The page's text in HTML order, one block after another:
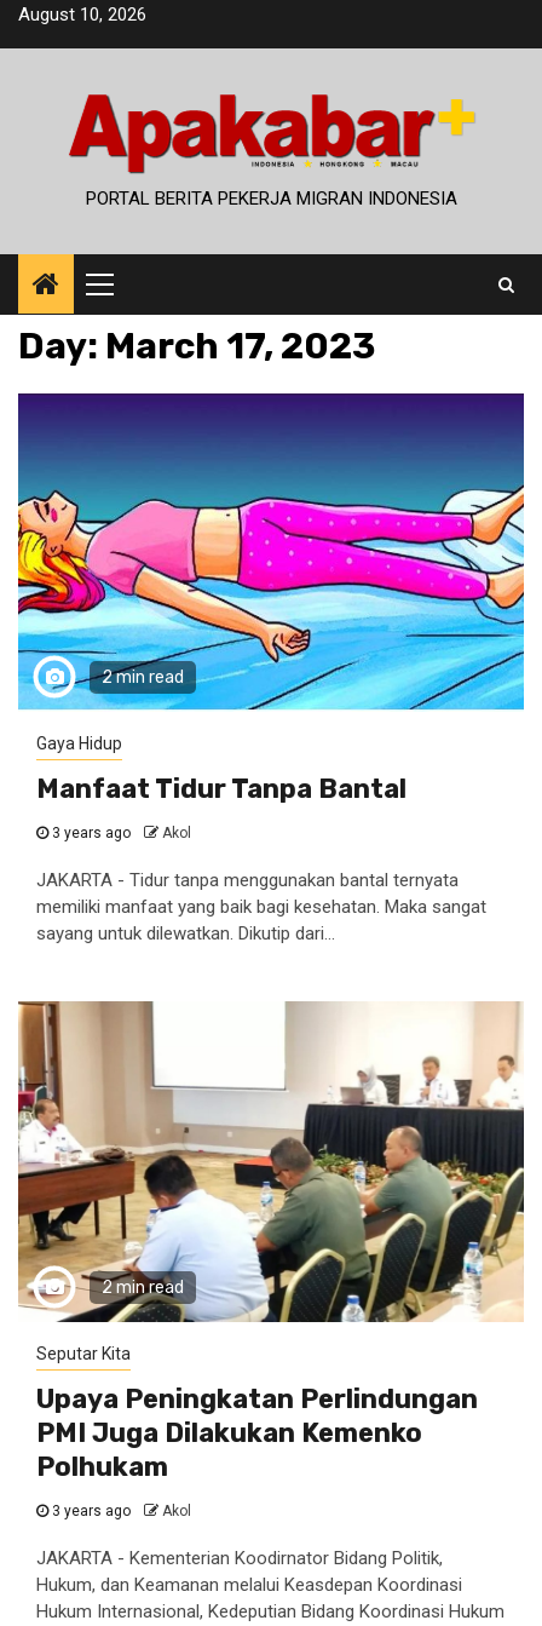
SkipAugust 10, 2026
PORTAL BERITA PEKERJA MIGRAN INDONESIA
Primary
Menu
Day: March 17, 2023
2 min read
Gaya Hidup
Manfaat Tidur Tanpa Bantal
3 years ago Akol
JAKARTA - Tidur tanpa menggunakan bantal ternyata
memiliki manfaat yang baik bagi kesehatan. Maka sangat
sayang untuk dilewatkan. Dikutip dari...
2 min read
Seputar Kita
Upaya Peningkatan Perlindungan
PMI Juga Dilakukan Kemenko
Polhukam
3 years ago Akol
JAKARTA - Kementerian Koodirnator Bidang Politik,
Hukum, dan Keamanan melalui Keasdepan Koordinasi
Hukum Internasional, Kedeputian Bidang Koordinasi Hukum